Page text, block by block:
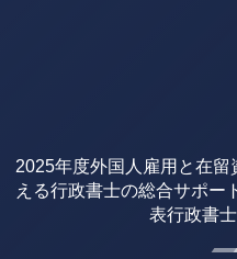
2025年度外国人雇用と在
える行政書士の総合サポ
表行政書